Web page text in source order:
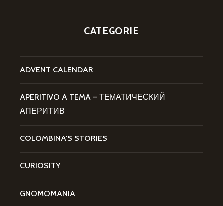
CATEGORIE
ADVENT CALENDAR
APERITIVO A TEMA – ТЕМАТИЧЕСКИЙ
АПЕРИТИВ
COLOMBINA'S STORIES
CURIOSITY
GNOMOMANIA